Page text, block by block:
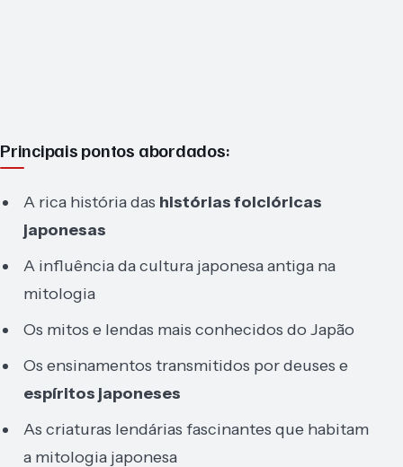
Principais pontos abordados:
A rica história das histórias folclóricas
japonesas
A influência da cultura japonesa antiga na
mitologia
Os mitos e lendas mais conhecidos do Japão
Os ensinamentos transmitidos por deuses e
espíritos japoneses
As criaturas lendárias fascinantes que habitam
a mitologia japonesa